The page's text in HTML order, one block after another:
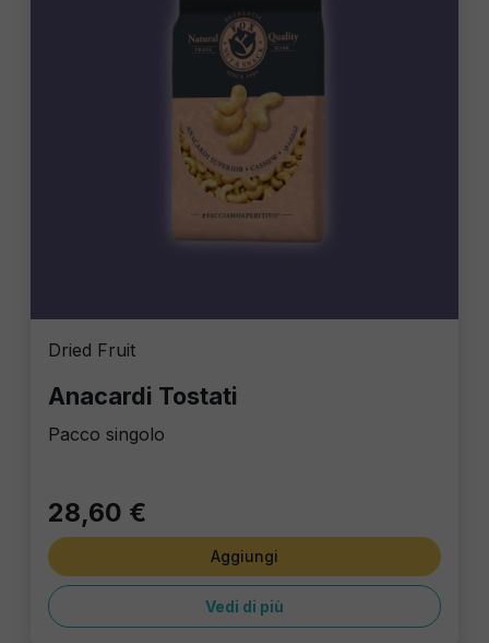
Dried Fruit
Anacardi Tostati
Pacco singolo
28,60 €
Aggiungi
Vedi di più